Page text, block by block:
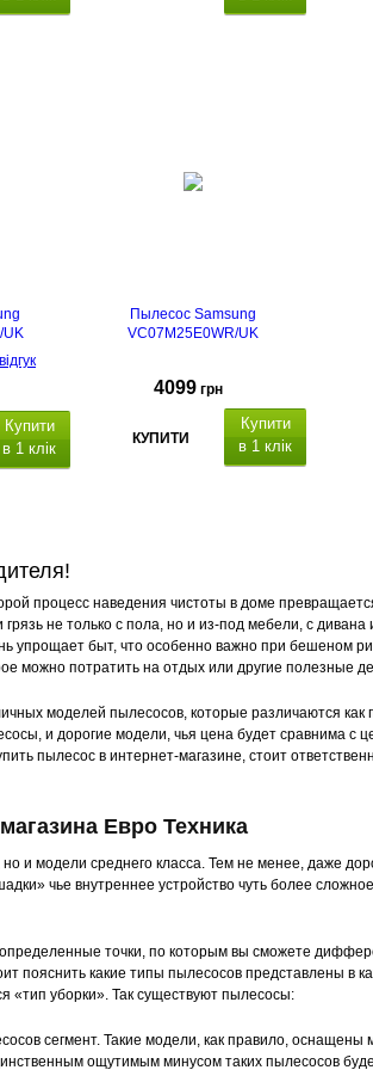
UK
Купити
в 1 клік
x 57.7 см
Пылесос Samsung
VC07M25E0WR/UK
4099 грн
КУПИТИ
Купити
в 1 клік
28 x 24.6 x 39
процесс наведения чистоты в доме
не только с пола, но и из-под мебели, с дивана
упрощает быт, что особенно важно при бешеном
можно потратить на отдых или другие полезные
моделей пылесосов, которые различаются
и дорогие модели, чья цена будет сравнима с
пылесос в интернет-магазине, стоит
Евро Техника
и модели среднего класса. Тем не менее, даже
чье внутреннее устройство чуть более
точки, по которым вы сможете
пояснить какие типы пылесосов представлены в
«тип уборки». Так существуют пылесосы:
сегмент. Такие модели, как правило,
ощутимым минусом таких пылесосов